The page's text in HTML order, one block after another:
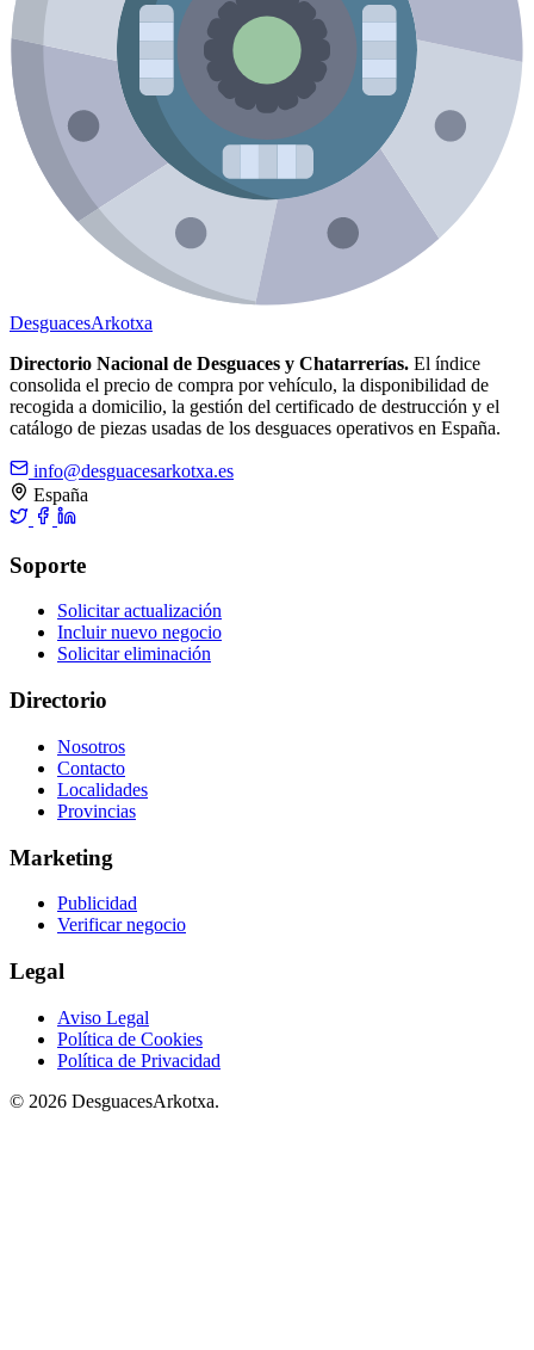
DesguacesArkotxa
Directorio Nacional de Desguaces y Chatarrerías. El índice
consolida el precio de compra por vehículo, la disponibilidad de
recogida a domicilio, la gestión del certificado de destrucción y el
catálogo de piezas usadas de los desguaces operativos en España.
info@desguacesarkotxa.es
España
Soporte
Solicitar actualización
Incluir nuevo negocio
Solicitar eliminación
Directorio
Nosotros
Contacto
Localidades
Provincias
Marketing
Publicidad
Verificar negocio
Legal
Aviso Legal
Política de Cookies
Política de Privacidad
© 2026 DesguacesArkotxa.